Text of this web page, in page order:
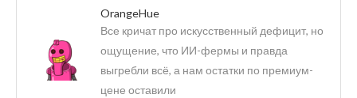
OrangeHue
Все кричат про искусственный дефицит, но
ощущение, что ИИ-фермы и правда
выгребли всё, а нам остатки по премиум-
цене оставили